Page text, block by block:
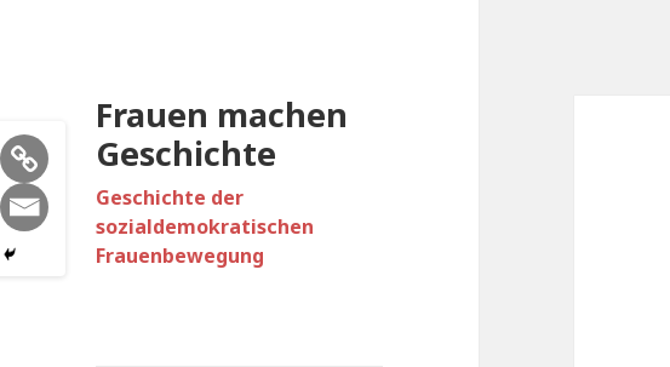
Frauen machen
Geschichte
Geschichte der
sozialdemokratischen
Frauenbewegung